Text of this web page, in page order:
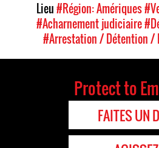
Lieu#Région: Amériques
#Acharnement judiciaire
#Arrestation / Détention /
Protect to
FAITES UN